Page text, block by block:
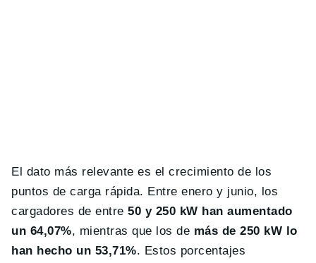
El dato más relevante es el crecimiento de los
puntos de carga rápida. Entre enero y junio, los
cargadores de entre 50 y 250 kW han aumentado
un 64,07%, mientras que los de más de 250 kW lo
han hecho un 53,71%. Estos porcentajes